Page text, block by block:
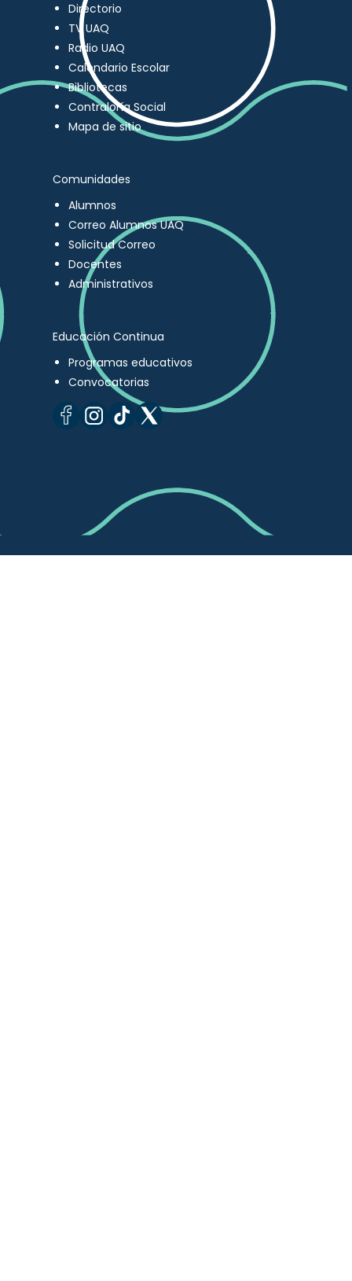
Directorio
TV UAQ
Radio UAQ
Calendario Escolar
Bibliotecas
Contraloría Social
Mapa de sitio
Comunidades
Alumnos
Correo Alumnos UAQ
Solicitud Correo
Docentes
Administrativos
Educación Continua
Programas educativos
Convocatorias